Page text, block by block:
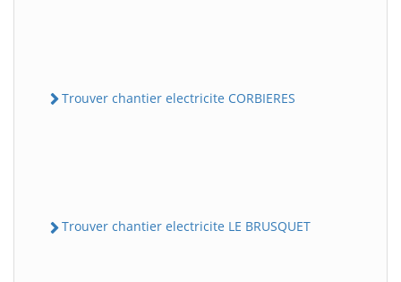
Trouver chantier electricite CORBIERES
Trouver chantier electricite LE BRUSQUET